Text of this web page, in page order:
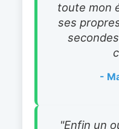
toute mon
ses
-
"Enfin un